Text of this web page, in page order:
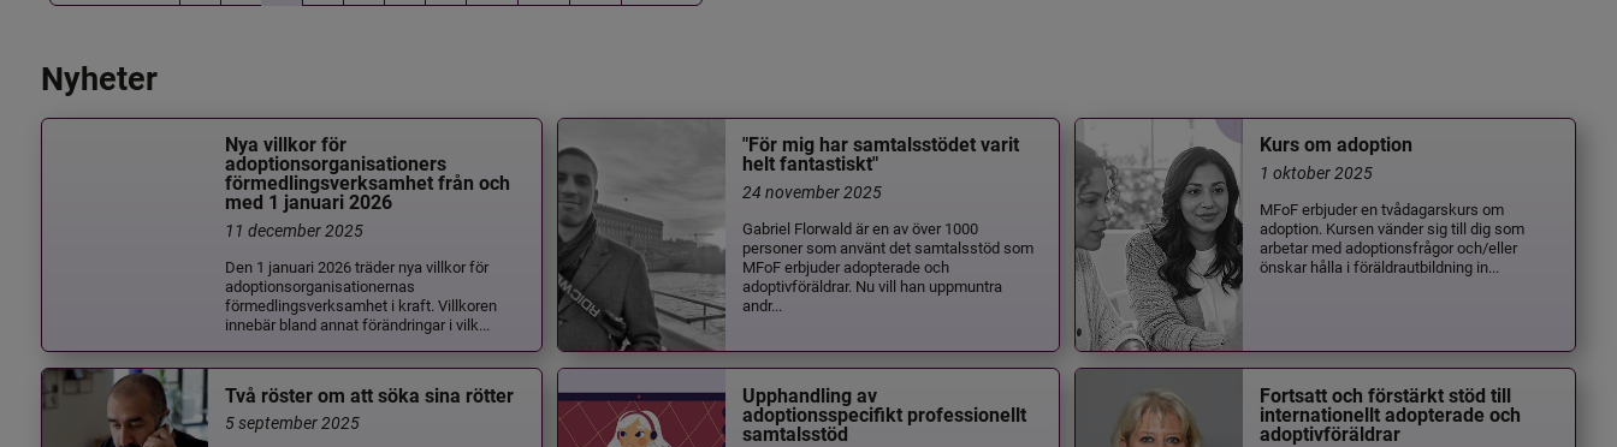
Nyheter
Nya villkor för
adoptionsorganisationers
förmedlingsverksamhet från och
med 1 januari 2026
11 december 2025
Den 1 januari 2026 träder nya villkor för
adoptionsorganisationernas
förmedlingsverksamhet i kraft. Villkoren
innebär bland annat förändringar i vilk...
"För mig har samtalsstödet varit
helt fantastiskt"
24 november 2025
Gabriel Florwald är en av över 1000
personer som använt det samtalsstöd som
MFoF erbjuder adopterade och
adoptivföräldrar. Nu vill han uppmuntra
andr...
Kurs om adoption
1 oktober 2025
MFoF erbjuder en tvådagarskurs om
adoption. Kursen vänder sig till dig som
arbetar med adoptionsfrågor och/eller
önskar hålla i föräldrautbildning in...
Två röster om att söka sina rötter
5 september 2025
Upphandling av
adoptionsspecifikt professionellt
samtalsstöd
Fortsatt och förstärkt stöd till
internationellt adopterade och
adoptivföräldrar